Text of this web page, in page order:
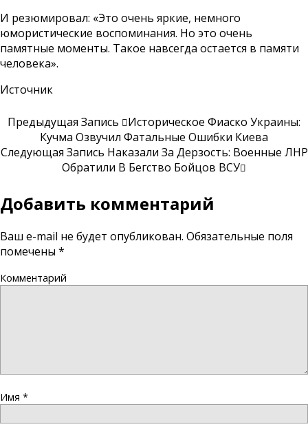
И резюмировал: «Это очень яркие, немного
юмористические воспоминания. Но это очень
памятные моменты. Такое навсегда остается в памяти
человека».
Источник
Предыдущая Запись
Историческое Фиаско Украины:
Кучма Озвучил Фатальные Ошибки Киева
Следующая Запись Наказали За Дерзость: Военные ЛНР
Обратили В Бегство Бойцов ВСУ
Добавить комментарий
Ваш e-mail не будет опубликован. Обязательные поля
помечены *
Комментарий
Имя *